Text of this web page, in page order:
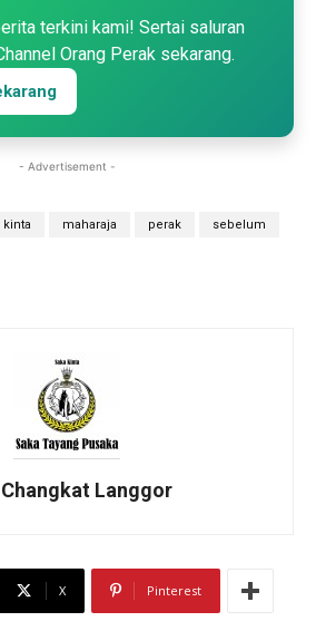
terkini kami! Sertai saluran
Orang Perak sekarang.
- Advertisement -
kinta maharaja perak sebelum
Langgor
X Pinterest